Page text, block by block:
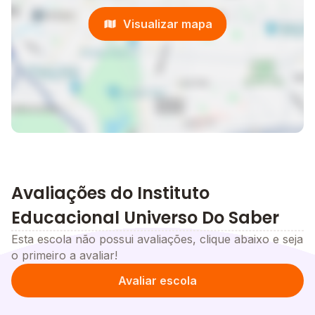
Visualizar mapa
Avaliações do Instituto
Educacional Universo Do Saber
Esta escola não possui avaliações, clique abaixo e seja
o primeiro a avaliar!
Avaliar escola